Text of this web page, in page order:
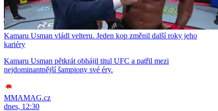
Kamaru Usman vládl velteru. Jeden kop změnil další roky jeho
kariéry
Kamaru Usman pětkrát obhájil titul UFC a patřil mezi
nejdominantnější šampiony své éry.
MMAMAG.cz
dnes, 12:30